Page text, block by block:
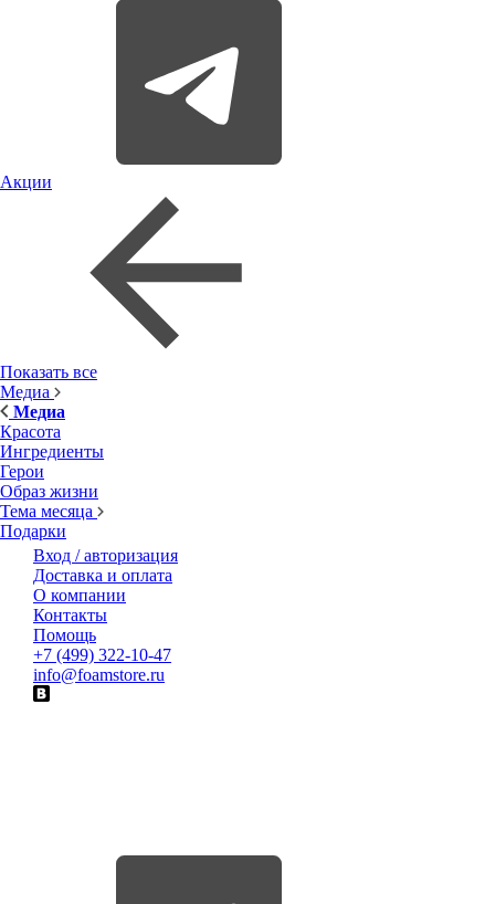
Акции
Показать все
Медиа
Медиа
Красота
Ингредиенты
Герои
Образ жизни
Тема месяца
Подарки
Вход / авторизация
Доставка и оплата
О компании
Контакты
Помощь
+7 (499) 322-10-47
info@foamstore.ru